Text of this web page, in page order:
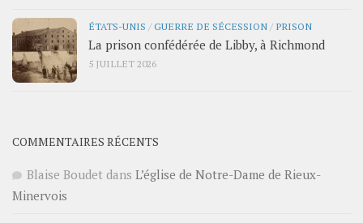
ÉTATS-UNIS /GUERRE DE SÉCESSION/ PRISON
La prison confédérée de Libby, à Richmond
5 JUILLET 2026
COMMENTAIRES RÉCENTS
Blaise Boudet dans L’église de Notre-Dame de Rieux-
Minervois